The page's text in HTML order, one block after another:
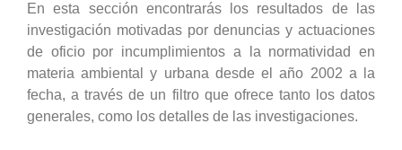
En esta sección encontrarás los resultados de las
investigación motivadas por denuncias y actuaciones
de oficio por incumplimientos a la normatividad en
materia ambiental y urbana desde el año 2002 a la
fecha, a través de un filtro que ofrece tanto los datos
generales, como los detalles de las investigaciones.